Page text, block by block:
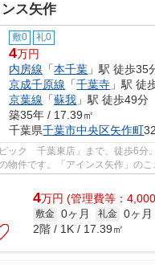
ス矢作
敷0 礼0
4万円
内房線 「本千葉 」駅 徒歩35
京成千原線 「千葉寺 」駅 徒
京葉線 「蘇我 」駅 徒歩49分
築35年 / 17.39㎡
千葉県千葉市中央区矢作町
ック 千葉東店」まで、徒歩6分
物件です。「アインス矢作」の
問い合わせな...
4万円 (管理費等：
敷金 0ヶ月 礼金 0ヶ月
2階 / 1K / 17.39㎡